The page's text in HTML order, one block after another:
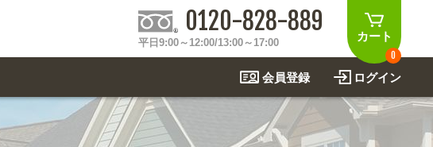
カート
0
0120-828-889
平日9:00～12:00/13:00～17:00
ログイン
会員登録